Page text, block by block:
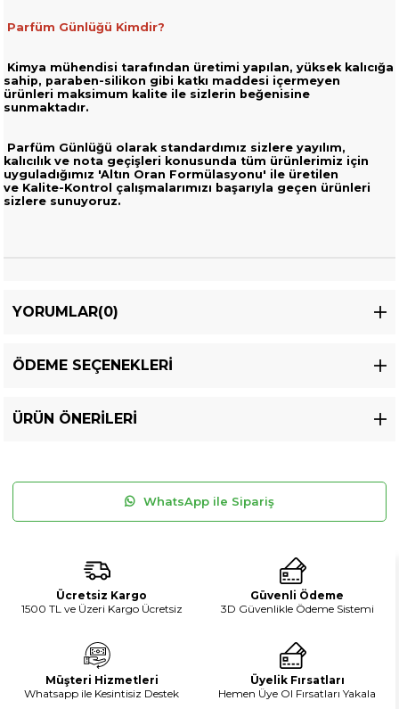
Parfüm Günlüğü Kimdir?
Kimya mühendisi tarafından üretimi yapılan, yüksek kalıcığa
sahip, paraben-silikon gibi katkı maddesi içermeyen
ürünleri maksimum kalite ile sizlerin beğenisine
sunmaktadır.
Parfüm Günlüğü olarak standardımız sizlere yayılım,
kalıcılık ve nota geçişleri konusunda tüm ürünlerimiz için
uyguladığımız 'Altın Oran Formülasyonu' ile üretilen
ve Kalite-Kontrol çalışmalarımızı başarıyla geçen ürünleri
sizlere sunuyoruz.
YORUMLAR(0)
ÖDEME SEÇENEKLERI
ÜRÜN ÖNERILERI
WhatsApp ile Sipariş
Ücretsiz Kargo
1500 TL ve Üzeri Kargo Ücretsiz
Güvenli Ödeme
3D Güvenlikle Ödeme Sistemi
Müşteri Hizmetleri
Whatsapp ile Kesintisiz Destek
Üyelik Fırsatları
Hemen Üye Ol Fırsatları Yakala